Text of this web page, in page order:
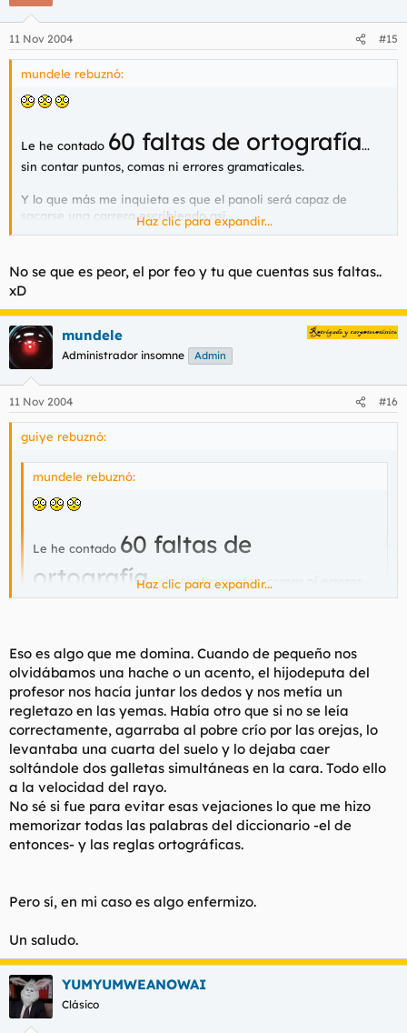
11 Nov 2004 #15
mundele rebuznó:
Le he contado 60 faltas de ortografía...
sin contar puntos, comas ni errores gramaticales.
Y lo que más me inquieta es que el panoli será capaz de
sacarse una carrera escribiendo así...
ALGÚN DÍA OSTENTARÉIS CARGOS DE PODER!!!
Haz clic para expandir...
No se que es peor, el por feo y tu que cuentas sus faltas..
xD
mundele
Administrador insomne Admin
11 Nov 2004 #16
guiye rebuznó:
mundele rebuznó:
Le he contado 60 faltas de
ortografía... sin contar puntos, comas ni errores
gramaticales.
sacarse una carrera escribiendo así...
(Mirando al Infinito) ¡¡¡HIJOS DE PUTA, SE SUPONE QUE
ALGÚN DÍA OSTENTARÉIS CARGOS DE PODER!!!
No se que es peor, el por feo y tu que cuentas sus faltas.. xD
Haz clic para expandir...
Eso es algo que me domina. Cuando de pequeño nos
olvidábamos una hache o un acento, el hijodeputa del
profesor nos hacía juntar los dedos y nos metía un
regletazo en las yemas. Había otro que si no se leía
correctamente, agarraba al pobre crío por las orejas, lo
levantaba una cuarta del suelo y lo dejaba caer
soltándole dos galletas simultáneas en la cara. Todo ello
a la velocidad del rayo.
No sé si fue para evitar esas vejaciones lo que me hizo
memorizar todas las palabras del diccionario -el de
entonces- y las reglas ortográficas.
Pero sí, en mi caso es algo enfermizo.
Un saludo.
YUMYUMWEANOWAI
Clásico